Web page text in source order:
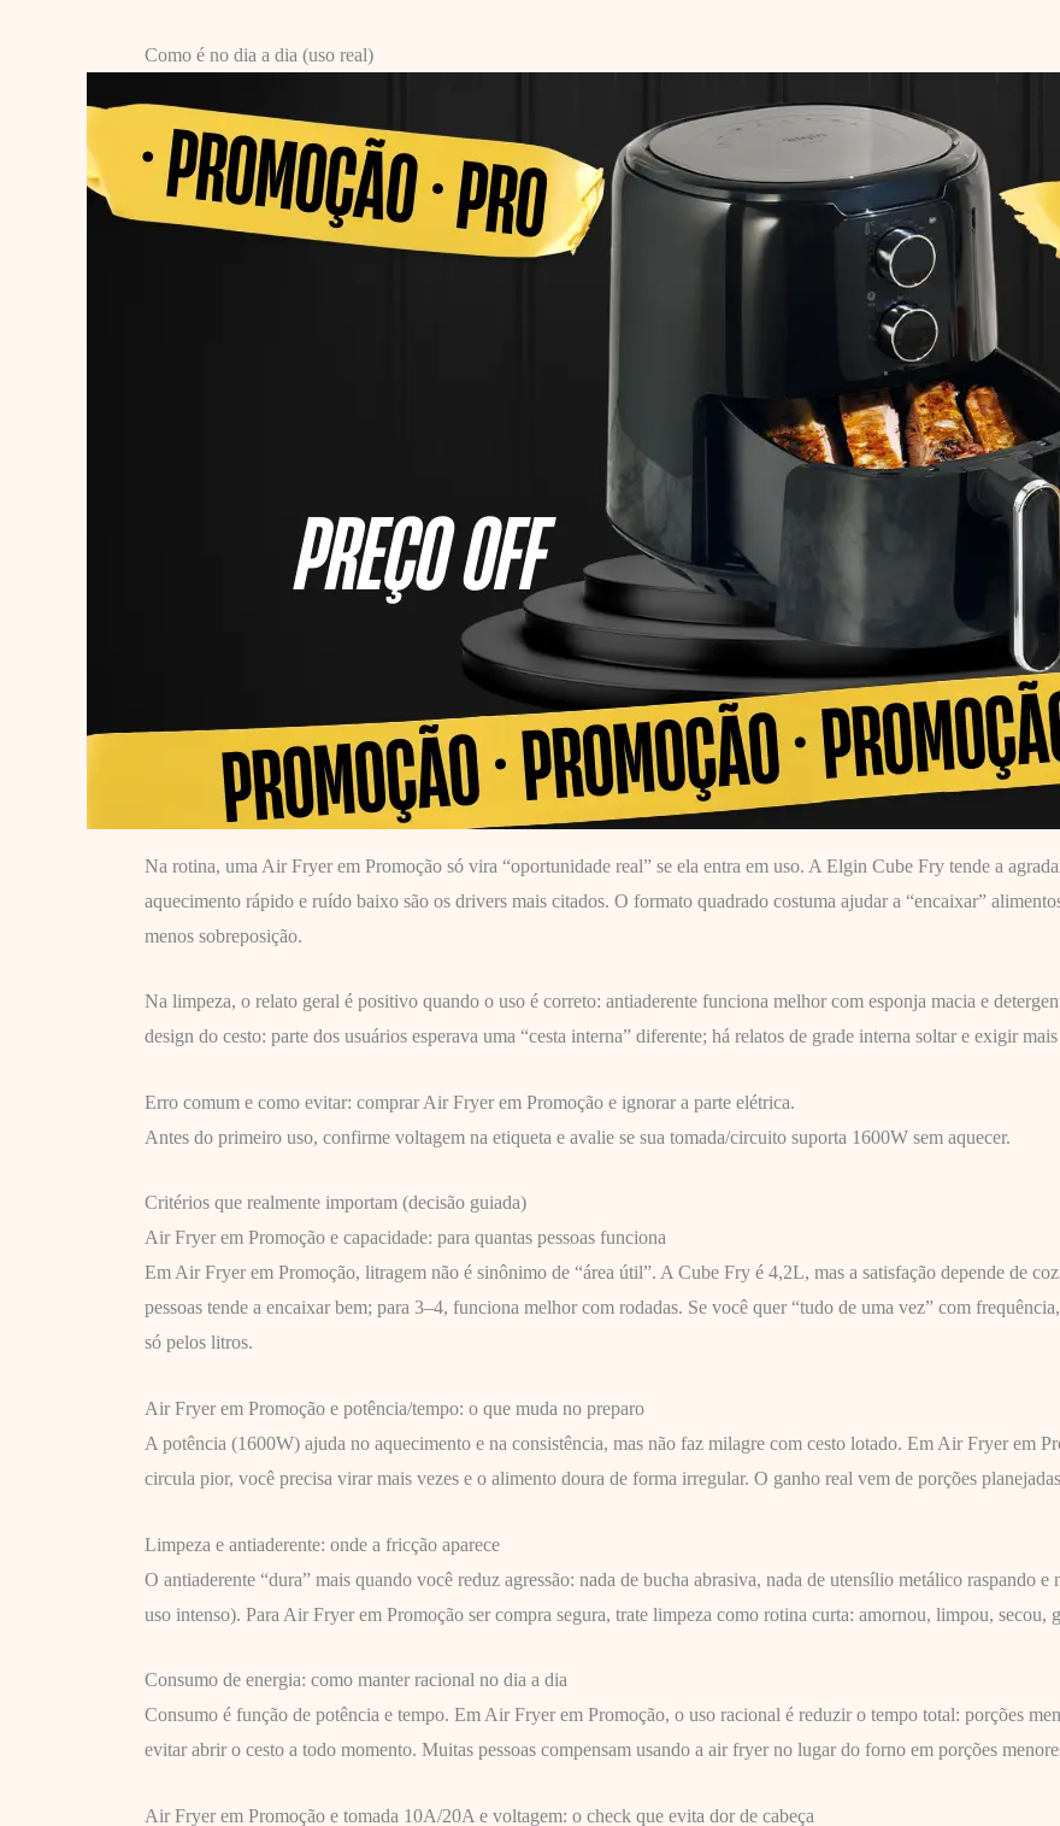
Como é no dia a dia (uso real)
Na rotina, uma Air Fryer em Promoção só vira “oportunidade real” se ela entra em uso. A Elgin Cube Fry tende a
aquecimento rápido e ruído baixo são os drivers mais citados. O formato quadrado costuma ajudar a “encaixar”
menos sobreposição.
Na limpeza, o relato geral é positivo quando o uso é correto: antiaderente funciona melhor com esponja macia e
design do cesto: parte dos usuários esperava uma “cesta interna” diferente; há relatos de grade interna soltar e exigir
Erro comum e como evitar: comprar Air Fryer em Promoção e ignorar a parte elétrica.
Antes do primeiro uso, confirme voltagem na etiqueta e avalie se sua tomada/circuito suporta 1600W sem aquecer.
Critérios que realmente importam (decisão guiada)
Air Fryer em Promoção e capacidade: para quantas pessoas funciona
Em Air Fryer em Promoção, litragem não é sinônimo de “área útil”. A Cube Fry é 4,2L, mas a satisfação depende de
pessoas tende a encaixar bem; para 3–4, funciona melhor com rodadas. Se você quer “tudo de uma vez” com
só pelos litros.
Air Fryer em Promoção e potência/tempo: o que muda no preparo
A potência (1600W) ajuda no aquecimento e na consistência, mas não faz milagre com cesto lotado. Em Air Fryer em
circula pior, você precisa virar mais vezes e o alimento doura de forma irregular. O ganho real vem de porções
Limpeza e antiaderente: onde a fricção aparece
O antiaderente “dura” mais quando você reduz agressão: nada de bucha abrasiva, nada de utensílio metálico raspando
uso intenso). Para Air Fryer em Promoção ser compra segura, trate limpeza como rotina curta: amornou, limpou, secou,
Consumo de energia: como manter racional no dia a dia
Consumo é função de potência e tempo. Em Air Fryer em Promoção, o uso racional é reduzir o tempo total: porções
evitar abrir o cesto a todo momento. Muitas pessoas compensam usando a air fryer no lugar do forno em porções
Air Fryer em Promoção e tomada 10A/20A e voltagem: o check que evita dor de cabeça